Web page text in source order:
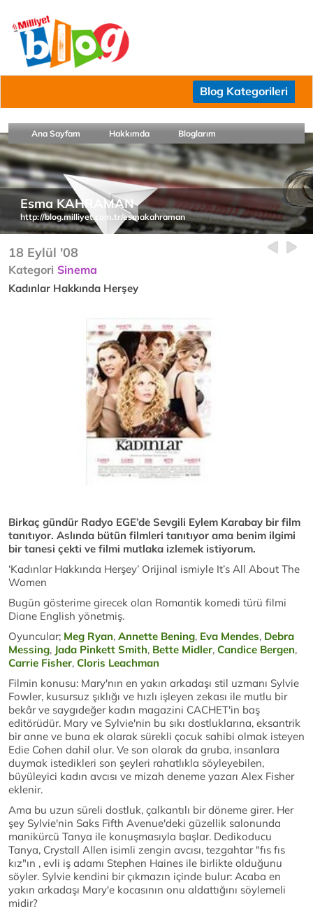
Blog Kategorileri
Ana Sayfam Hakkımda Bloglarım
Esma KAHRAMAN
http://blog.milliyet.com.tr/esmakahraman
18 Eylül '08
Kategori Sinema
Kadınlar Hakkında Herşey
Birkaç gündür Radyo EGE’de Sevgili Eylem Karabay bir film
tanıtıyor. Aslında bütün filmleri tanıtıyor ama benim ilgimi
bir tanesi çekti ve filmi mutlaka izlemek istiyorum.
‘Kadınlar Hakkında Herşey’ Orijinal ismiyle It’s All About The
Women
Bugün gösterime girecek olan Romantik komedi türü filmi
Diane English yönetmiş.
Oyuncular; Meg Ryan, Annette Bening, Eva Mendes, Debra
Messing, Jada Pinkett Smith, Bette Midler, Candice Bergen,
Carrie Fisher, Cloris Leachman
Filmin konusu: Mary'nın en yakın arkadaşı stil uzmanı Sylvie
Fowler, kusursuz şıklığı ve hızlı işleyen zekası ile mutlu bir
bekâr ve saygıdeğer kadın magazini CACHET'in baş
editörüdür. Mary ve Sylvie'nin bu sıkı dostluklarına, eksantrik
bir anne ve buna ek olarak sürekli çocuk sahibi olmak isteyen
Edie Cohen dahil olur. Ve son olarak da gruba, insanlara
duymak istedikleri son şeyleri rahatlıkla söyleyebilen,
büyüleyici kadın avcısı ve mizah deneme yazarı Alex Fisher
eklenir.
Ama bu uzun süreli dostluk, çalkantılı bir döneme girer. Her
şey Sylvie'nin Saks Fifth Avenue'deki güzellik salonunda
manikürcü Tanya ile konuşmasıyla başlar. Dedikoducu
Tanya, Crystall Allen isimli zengin avcısı, tezgahtar "fıs fıs
kız"ın , evli iş adamı Stephen Haines ile birlikte olduğunu
söyler. Sylvie kendini bir çıkmazın içinde bulur: Acaba en
yakın arkadaşı Mary'e kocasının onu aldattığını söylemeli
midir?